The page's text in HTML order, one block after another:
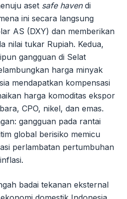
aset safe havendi
ini secara langsung
AS (DXY) dan memberikan
nilai tukar Rupiah. Kedua,
gangguan di Selat
harga minyak
mendapatkan kompensasi
harga komoditas ekspor
CPO, nikel, dan emas.
gangguan pada rantai
global berisiko memicu
perlambatan pertumbuhan
badai tekanan eksternal